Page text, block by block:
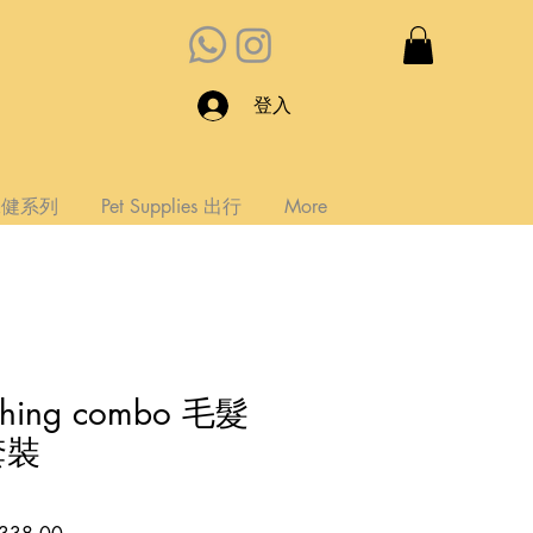
登入
系列 Pet Supplies 出行 More
combo 毛髮